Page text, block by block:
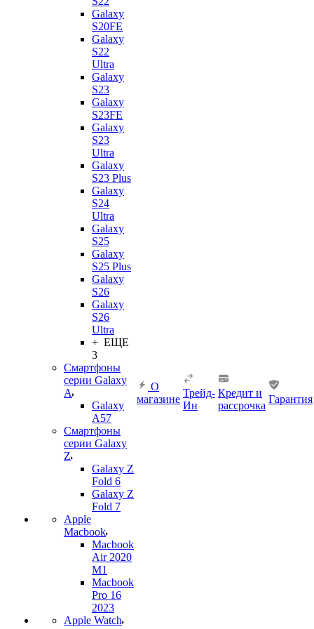
Galaxy
S20FE
Galaxy
S22
Ultra
Galaxy
S23
Galaxy
S23FE
Galaxy
S23
Ultra
Galaxy
S23 Plus
Galaxy
S24
Ultra
Galaxy
S25
Galaxy
S25 Plus
Galaxy
S26
Galaxy
S26
Ultra
+ ЕЩЕ
3
Смартфоны
серии Galaxy
A
Galaxy
A57
Смартфоны
серии Galaxy
Z
Galaxy Z
Fold 6
Galaxy Z
Fold 7
Apple
Macbook
Macbook
Air 2020
M1
Macbook
Pro 16
2023
Apple Watch
О
магазине
Трейд-
Ин
Кредит и
рассрочка
Гарантия